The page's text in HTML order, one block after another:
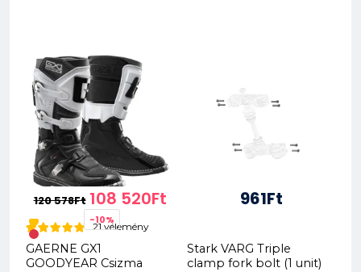
120 578Ft 108 520Ft
-10%
21 vélemény
GAERNE GX1
GOODYEAR Csizma
961Ft
Stark VARG Triple
clamp fork bolt (1 unit)